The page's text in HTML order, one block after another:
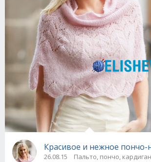
Красивое и нежное пончо-
26.08.15 Пальто, пончо,